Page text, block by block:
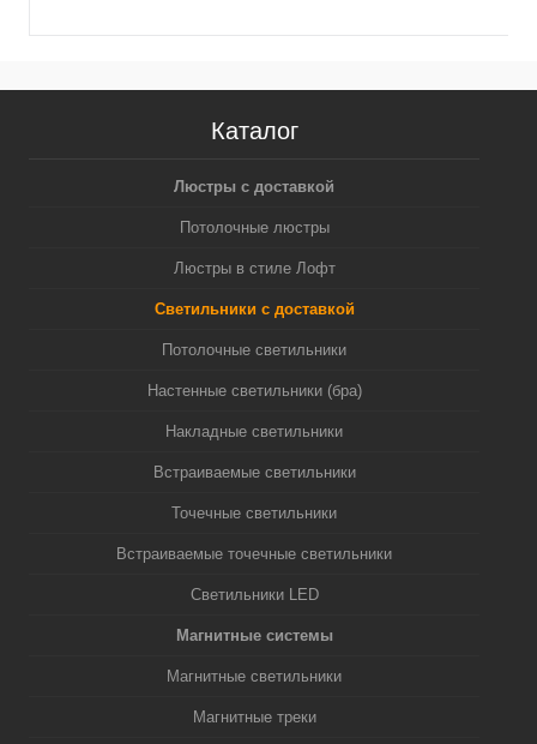
Каталог
Люстры с доставкой
Потолочные люстры
Люстры в стиле Лофт
Светильники с доставкой
Потолочные светильники
Настенные светильники (бра)
Накладные светильники
Встраиваемые светильники
Точечные светильники
Встраиваемые точечные светильники
Светильники LED
Магнитные системы
Магнитные светильники
Магнитные треки